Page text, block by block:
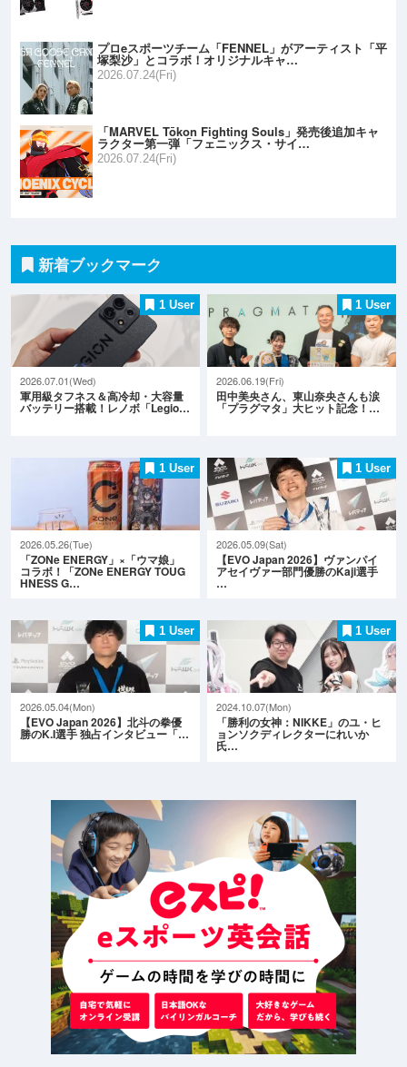
プロeスポーツチーム「FENNEL」がアーティスト「平
塚梨沙」とコラボ！オリジナルキャ…
2026.07.24(Fri)
「MARVEL Tōkon Fighting Souls」発売後追加キャ
ラクター第一弾「フェニックス・サイ…
2026.07.24(Fri)
新着ブックマーク
1 User
2026.07.01(Wed)
軍用級タフネス＆高冷却・大容量
バッテリー搭載！レノボ「Legio…
1 User
2026.06.19(Fri)
田中美央さん、東山奈央さんも涙
「プラグマタ」大ヒット記念！…
1 User
2026.05.26(Tue)
「ZONe ENERGY」×「ウマ娘」
コラボ！「ZONe ENERGY TOUG
HNESS G…
1 User
2026.05.09(Sat)
【EVO Japan 2026】ヴァンパイ
アセイヴァー部門優勝のKaji選手
…
1 User
2026.05.04(Mon)
【EVO Japan 2026】北斗の拳優
勝のK.I選手 独占インタビュー「…
1 User
2024.10.07(Mon)
「勝利の女神：NIKKE」のユ・ヒ
ョンソクディレクターにれいか
氏…